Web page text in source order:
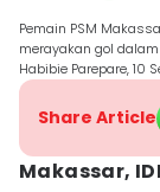
Pemain PSM
merayakan gol
Habibie Parepare, 10
Share Article
Makassar,